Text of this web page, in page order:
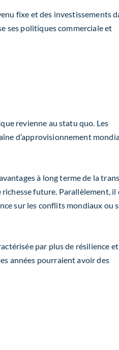
fixe etdes investissements
ses politiques commerciale et
revienne au statu quo. Les
d’approvisionnement
à long terme de la
future. Parallèlement, il
sur les conflits mondiaux ou
par plus de résilience
années pourraientavoirdes